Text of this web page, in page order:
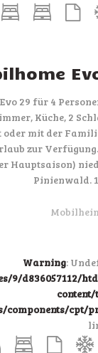
29 für 4
Küche, 2
mit der
zur
Hauptsaison)
Pinienwald.
Warning:
9/d836057112/
components/cpt/